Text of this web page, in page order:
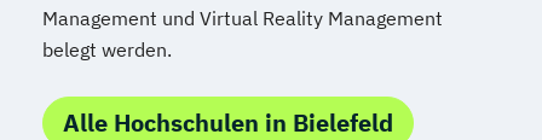
Management und Virtual Reality Management
belegt werden.
Alle Hochschulen in Bielefeld